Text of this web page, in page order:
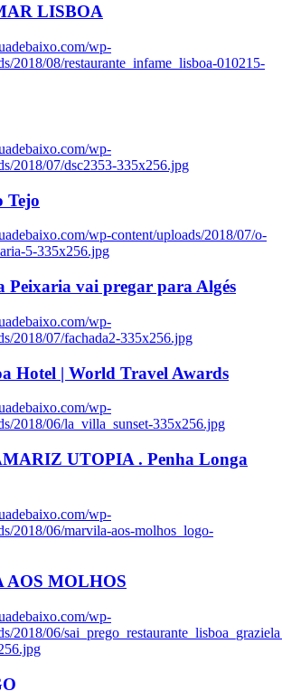
LISBOA
wp-
2018/08/restaurante_infame_lisboa-010215-
wp-
2018/07/dsc2353-335x256.jpg
Tejo
wp-content/uploads/2018/07/o-
5-335x256.jpg
Peixaria vai pregar para Algés
wp-
2018/07/fachada2-335x256.jpg
Hotel | World Travel Awards
wp-
2018/06/la_villa_sunset-335x256.jpg
UTOPIA . Penha Longa
wp-
2018/06/marvila-aos-molhos_logo-
MOLHOS
wp-
2018/06/